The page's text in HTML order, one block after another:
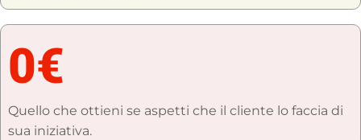
0€
Quello che ottieni se aspetti che il cliente lo faccia di
sua iniziativa.